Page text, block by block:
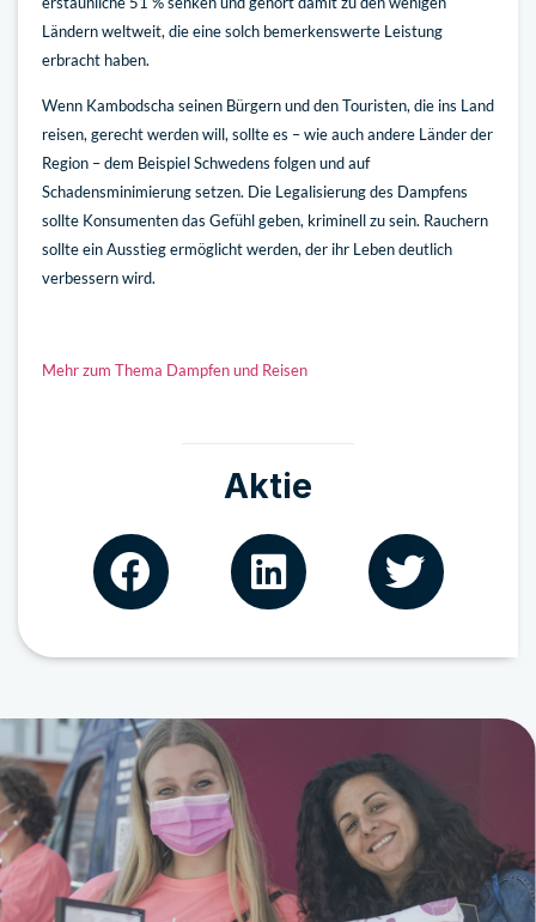
Ländern weltweit, die eine solch bemerkenswerte Leistung
erbracht haben.
Wenn Kambodscha seinen Bürgern und den Touristen, die ins Land
reisen, gerecht werden will, sollte es – wie auch andere Länder der
Region – dem Beispiel Schwedens folgen und auf
Schadensminimierung setzen. Die Legalisierung des Dampfens
sollte Konsumenten das Gefühl geben, kriminell zu sein. Rauchern
sollte ein Ausstieg ermöglicht werden, der ihr Leben deutlich
verbessern wird.
Mehr zum Thema Dampfen und Reisen
Aktie